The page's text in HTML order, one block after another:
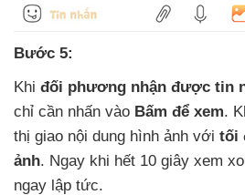
Bước 5:
Khi đối phương nhận được tin
chỉ cần nhấn vào Bấm để xem.
thị giao nội dung hình ảnh với tối
ảnh. Ngay khi hết 10 giây xem
ngay lập tức.